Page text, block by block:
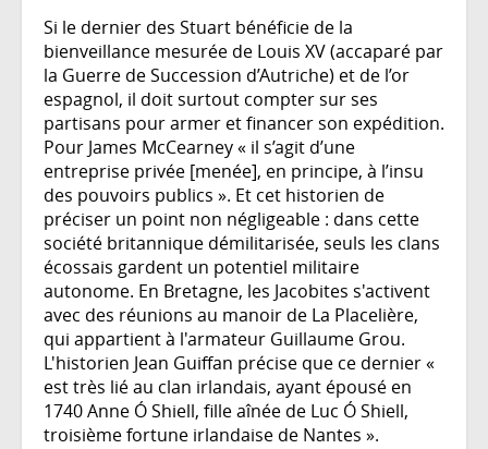
Si le dernier des Stuart bénéficie de la
bienveillance mesurée de Louis XV (accaparé par
la Guerre de Succession d’Autriche) et de l’or
espagnol, il doit surtout compter sur ses
partisans pour armer et financer son expédition.
Pour James McCearney « il s’agit d’une
entreprise privée [menée], en principe, à l’insu
des pouvoirs publics ». Et cet historien de
préciser un point non négligeable : dans cette
société britannique démilitarisée, seuls les clans
écossais gardent un potentiel militaire
autonome. En Bretagne, les Jacobites s'activent
avec des réunions au manoir de La Placelière,
qui appartient à l'armateur Guillaume Grou.
L'historien Jean Guiffan précise que ce dernier «
est très lié au clan irlandais, ayant épousé en
1740 Anne Ó Shiell, fille aînée de Luc Ó Shiell,
troisième fortune irlandaise de Nantes ».